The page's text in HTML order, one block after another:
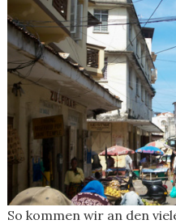
So kommen wir an den